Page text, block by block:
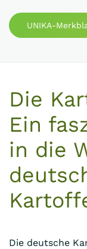
UNIKA-
Die
Ein
in die
Die deutsche